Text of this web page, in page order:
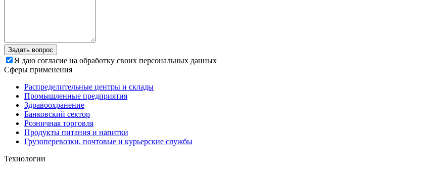
Задать вопрос
Я даю согласие на обработку своих персональных данных
Сферы применения
Распределительные центры и склады
Промышленные предприятия
Здравоохранение
Банковский сектор
Розничная торговля
Продукты питания и напитки
Грузоперевозки, почтовые и курьерские службы
Технологии